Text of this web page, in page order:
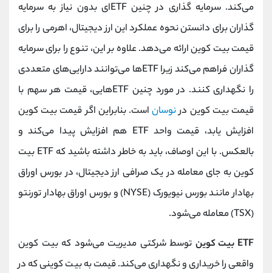
می‌کند. سرمایه گذاری در چنین ETFای بدون نیاز به سرمایه
گذاران برای دانستن نحوه عملکرد این ارز دیجیتال، اهرمی را برای
قیمت بیت کوین ارائه می‌دهد. علاوه بر این، تنوع را برای سرمایه
گذاران فراهم می‌کند زیرا ETFها می‌توانند دارایی‌های متعددی
را نگهداری کنند. در مورد چنین ETFهایی، قیمت هر سهم با
قیمت بیت کوین درنوساناست. بنابراین اگر قیمت بیت کوین
افزایش یابد، قیمت واحد ETF هم افزایش پیدا می‌کند و
بالعکس. با این اوصاف، باید به خاطر داشته باشید که ETF بیت
کوین به جای معامله در یک صرافی ارز دیجیتال، در بورس اوراق
بهادار مانند بورس نیویورک (NYSE) و بورس اوراق بهادار تورنتو
(TSX) معامله می‌شود.
ETF بیت کوین
توسط شرکتی مدیریت می‌شود که بیت کوین
واقعی را خریداری و نگهداری می‌کند. قیمت به بیت کوینی که در